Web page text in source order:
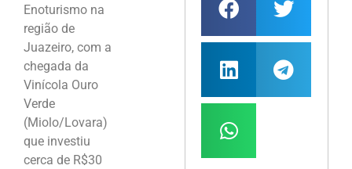
Enoturismo na
região de
Juazeiro, com a
chegada da
Vinícola Ouro
Verde
(Miolo/Lovara)
que investiu
cerca de R$30